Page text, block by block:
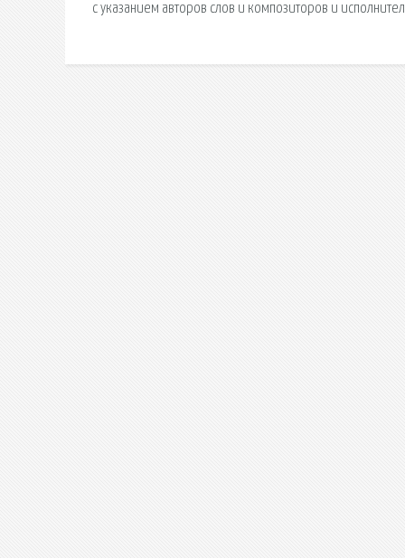
с указанием авторов слов и композиторов и